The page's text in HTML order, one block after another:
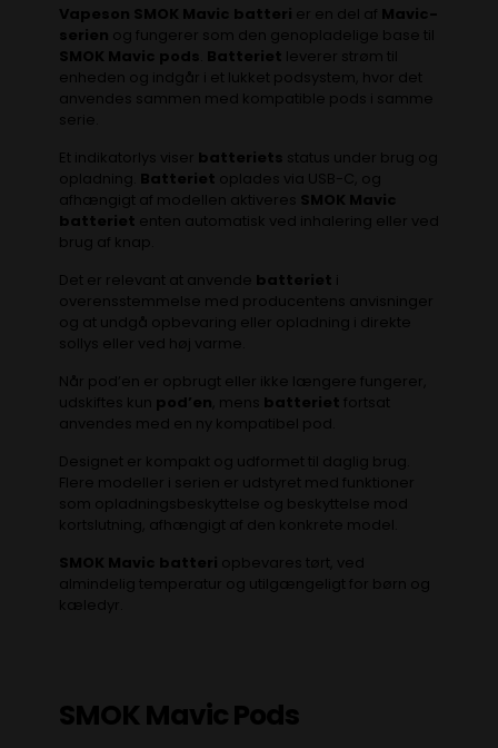
Vapeson SMOK Mavic batteri er en del af Mavic-
serien og fungerer som den genopladelige base til
SMOK Mavic pods Batteriet leverer strøm til
enheden og indgår i et lukket podsystem, hvor det
anvendes sammen med kompatible pods i samme
serie.
Et indikatorlys viser batteriets status under brug og
opladning. Batteriet oplades via USB-C, og
afhængigt af modellen aktiveres SMOK Mavic
batteriet enten automatisk ved inhalering eller ved
brug af knap.
Det er relevant at anvende batteriet i
overensstemmelse med producentens anvisninger
og at undgå opbevaring eller opladning i direkte
sollys eller ved høj varme.
Når pod’en er opbrugt eller ikke længere fungerer,
udskiftes kun pod’en , mens batteriet fortsat
anvendes med en ny kompatibel pod.
Designet er kompakt og udformet til daglig brug.
Flere modeller i serien er udstyret med funktioner
som opladningsbeskyttelse og beskyttelse mod
kortslutning, afhængigt af den konkrete model.
SMOK Mavic batteri opbevares tørt, ved
almindelig temperatur og utilgængeligt for børn og
kæledyr.
SMOK Mavic Pods